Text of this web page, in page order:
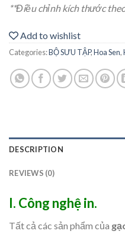
**Điều chỉnh kích thước
Add to wishlist
Categories:BỘ SƯU TẬP,Hoa Sen,
DESCRIPTION
REVIEWS (0)
I. Công nghệ in.
Tất cả các sản phẩm của